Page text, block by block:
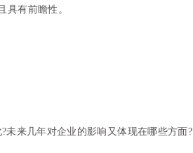
具有前瞻性。
未来几年对企业的影响又体现在哪些方面?